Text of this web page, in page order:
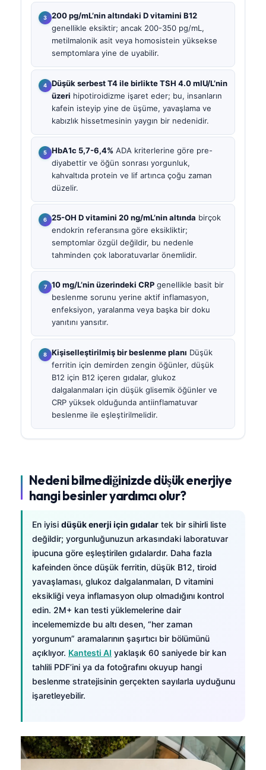
200 pg/mL’nin altındaki D vitamini B12
genellikle eksiktir; ancak 200-350 pg/mL,
metilmalonik asit veya homosistein yüksekse
semptomlara yine de uyabilir.
Düşük serbest T4 ile birlikte TSH 4.0 mIU/L’nin
üzeri hipotiroidizme işaret eder; bu, insanların
kafein isteyip yine de üşüme, yavaşlama ve
kabızlık hissetmesinin yaygın bir nedenidir.
HbA1c 5,7-6,4% ADA kriterlerine göre pre-
diyabettir ve öğün sonrası yorgunluk,
kahvaltıda protein ve lif artınca çoğu zaman
düzelir.
25-OH D vitamini 20 ng/mL’nin altında birçok
endokrin referansına göre eksikliktir;
semptomlar özgül değildir, bu nedenle
tahminden çok laboratuvarlar önemlidir.
10 mg/L’nin üzerindeki CRP genellikle basit bir
beslenme sorunu yerine aktif inflamasyon,
enfeksiyon, yaralanma veya başka bir doku
yanıtını yansıtır.
Kişiselleştirilmiş bir beslenme planı Düşük
ferritin için demirden zengin öğünler, düşük
B12 için B12 içeren gıdalar, glukoz
dalgalanmaları için düşük glisemik öğünler ve
CRP yüksek olduğunda antiinflamatuvar
beslenme ile eşleştirilmelidir.
Nedeni bilmediğinizde düşük enerjiye
hangi besinler yardımcı olur?
En iyisi düşük enerji için gıdalar tek bir sihirli liste
değildir; yorgunluğunuzun arkasındaki laboratuvar
ipucuna göre eşleştirilen gıdalardır. Daha fazla
kafeinden önce düşük ferritin, düşük B12, tiroid
yavaşlaması, glukoz dalgalanmaları, D vitamini
eksikliği veya inflamasyon olup olmadığını kontrol
edin. 2M+ kan testi yüklemelerine dair
incelememizde bu altı desen, “her zaman
yorgunum” aramalarının şaşırtıcı bir bölümünü
açıklıyor. Kantesti AI yaklaşık 60 saniyede bir kan
tahlili PDF’ini ya da fotoğrafını okuyup hangi
beslenme stratejisinin gerçekten sayılarla uyduğunu
işaretleyebilir.